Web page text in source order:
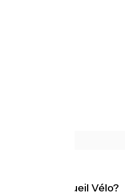
Wat is Accueil Vélo?